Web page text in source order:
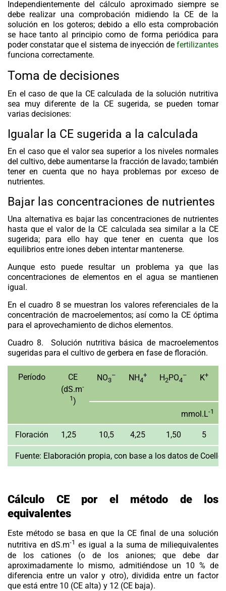
Independientemente del cálculo aproximado siempre se
debe realizar una comprobación midiendo la CE de la
solución en los goteros; debido a ello esta comprobación
se hace tanto al principio como de forma periódica para
poder constatar que el sistema de inyección de fertilizantes
funciona correctamente.
Toma de decisiones
En el caso de que la CE calculada de la solución nutritiva
sea muy diferente de la CE sugerida, se pueden tomar
varias decisiones:
Igualar la CE sugerida a la calculada
En el caso que el valor sea superior a los niveles normales
del cultivo, debe aumentarse la fracción de lavado; también
tener en cuenta que no haya problemas por exceso de
nutrientes.
Bajar las concentraciones de nutrientes
Una alternativa es bajar las concentraciones de nutrientes
hasta que el valor de la CE calculada sea similar a la CE
sugerida; para ello hay que tener en cuenta que los
equilibrios entre iones deben intentar mantenerse.
Aunque esto puede resultar un problema ya que las
concentraciones de elementos en el agua se mantienen
igual.
En el cuadro 8 se muestran los valores referenciales de la
concentración de macroelementos; así como la CE óptima
para el aprovechamiento de dichos elementos.
Cuadro 8. Solución nutritiva básica de macroelementos
sugeridas para el cultivo de gerbera en fase de floración.
Período
CE
(dS.m-
1)
NO3
– NH4
+ H2PO4
– K+
mmol.L-1
Floración 1,25 10,5 4,25 1,50 5
Fuente: Elaboración propia, con base a los datos de Coello
Cálculo CE por el método de los
equivalentes
Este método se basa en que la CE final de una solución
nutritiva en dS.m-1 es igual a la suma de miliequivalentes
de los cationes (o de los aniones; que debe dar
aproximadamente lo mismo, admitiéndose un 10 % de
diferencia entre un valor y otro), dividida entre un factor
que está entre 10 (CE alta) y 12 (CE baja).